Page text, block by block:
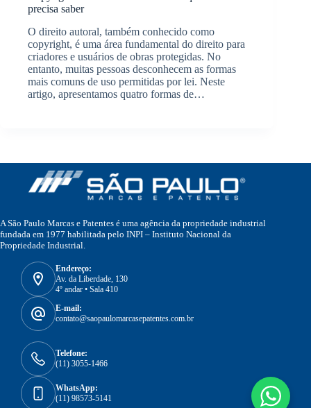
precisa saber
O direito autoral, também conhecido como
copyright, é uma área fundamental do direito para
criadores e usuários de obras protegidas. No
entanto, muitas pessoas desconhecem as formas
mais comuns de uso permitidas por lei. Neste
artigo, apresentamos quatro formas de…
A São Paulo Marcas e Patentes é uma agência da propriedade industrial
fundada em 1977 habilitada pelo INPI – Instituto Nacional da
Propriedade Industrial.
Endereço:
Av. da Liberdade, 130
4º andar • Sala 410
E-mail:
contato@saopaulomarcasepatentes.com.br
Telefone:
(11) 3055-1466
WhatsApp:
(11) 98573-5141